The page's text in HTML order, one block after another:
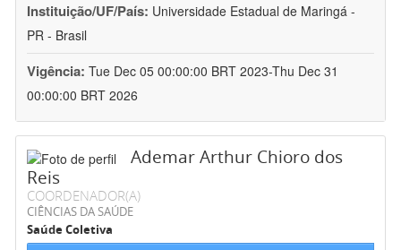
Instituição/UF/País: Universidade Estadual de Maringá -
PR - Brasil
Vigência: Tue Dec 05 00:00:00 BRT 2023-Thu Dec 31
00:00:00 BRT 2026
Ademar Arthur Chioro dos
Reis
COORDENADOR(A)
CIÊNCIAS DA SAÚDE
Saúde Coletiva